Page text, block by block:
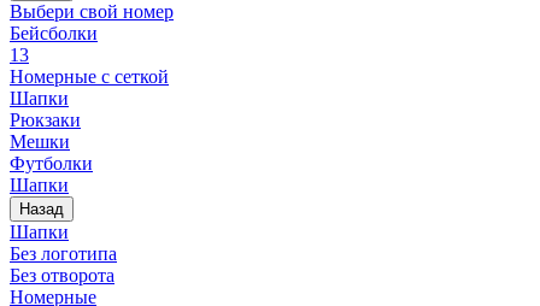
Выбери свой номер
Бейсболки
13
Номерные с сеткой
Шапки
Рюкзаки
Мешки
Футболки
Шапки
Назад
Шапки
Без логотипа
Без отворота
Номерные